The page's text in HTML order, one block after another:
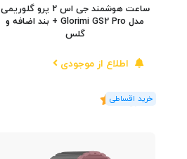
ساعت هوشمند جی اس 2 پرو گلوریمی
مدل Glorimi GS2 Pro + بند اضافه و
گلس
اطلاع از موجودی
(3 رای)
5